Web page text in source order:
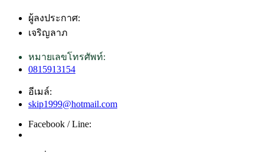
ผู้ลงประกาศ:
เจริญลาภ
หมายเลขโทรศัพท์:
0815913154
อีเมล์:
skip1999@hotmail.com
Facebook / Line: